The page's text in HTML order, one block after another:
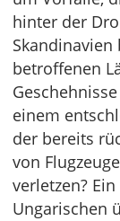
hinter der
Skandinavien
betroffenen
einem
der bereits
von
verletzen?
Ungarischen